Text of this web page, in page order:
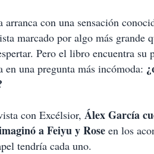
arranca con una sensación
marcado por algo más grande
Pero el libro encuentra
en una pregunta más incómoda:
con Excélsior, Álex García
a Feiyu y Rose en los
tendría cada uno.